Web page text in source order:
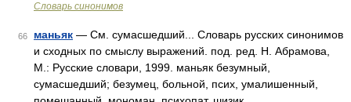
Словарь синонимов
66 маньяк — См. сумасшедший... Словарь русских синонимов
и сходных по смыслу выражений. под. ред. Н. Абрамова,
М.: Русские словари, 1999. маньяк безумный,
сумасшедший; безумец, больной, псих, умалишенный,